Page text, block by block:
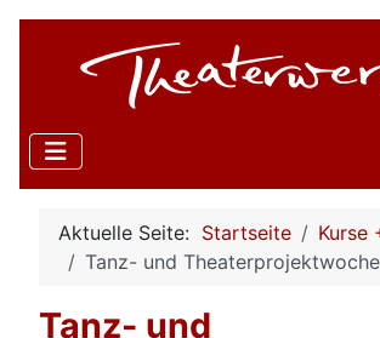
Aktuelle Seite: Startseite
Kurse
Tanz- und Theaterprojektwoche
Tanz- und